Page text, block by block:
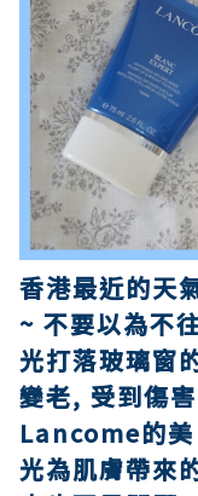
香港最近的天
~ 不要以為不
光打落玻璃窗
變老, 受到傷
Lancome的
光為肌膚帶來